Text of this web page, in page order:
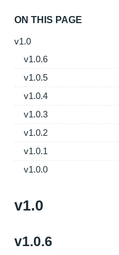
ON THIS PAGE
v1.0
v1.0.6
v1.0.5
v1.0.4
v1.0.3
v1.0.2
v1.0.1
v1.0.0
v1.0
v1.0.6